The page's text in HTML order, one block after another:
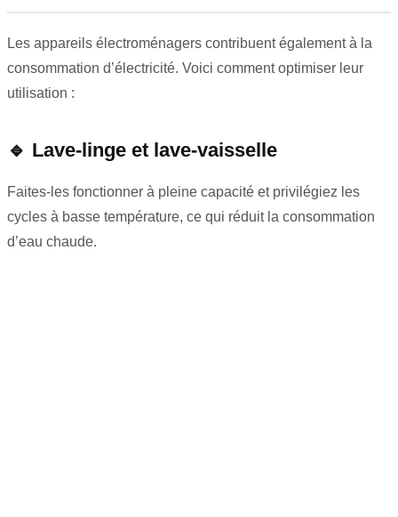
Les appareils électroménagers contribuent également à la
consommation d’électricité. Voici comment optimiser leur
utilisation :
🔹 Lave-linge et lave-vaisselle
Faites-les fonctionner à pleine capacité et privilégiez les
cycles à basse température, ce qui réduit la consommation
d’eau chaude.